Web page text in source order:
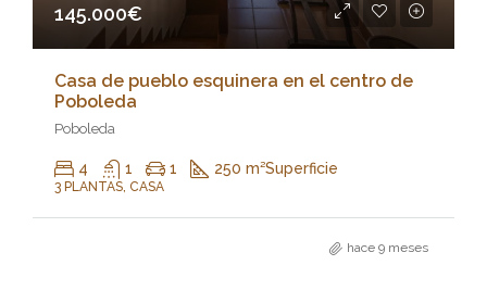
145.000€
Casa de pueblo esquinera en el centro de
Poboleda
Poboleda
4 1 1 250 m²Superficie
3 PLANTAS, CASA
hace 9 meses